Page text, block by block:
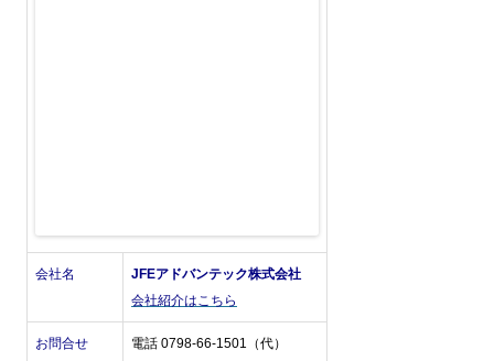
会社名
JFEアドバンテック株式会社
会社紹介はこちら
お問合せ
電話 0798-66-1501（代）